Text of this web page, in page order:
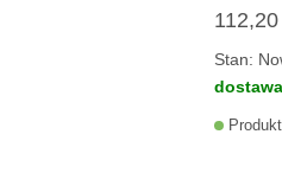
112,20
Stan: